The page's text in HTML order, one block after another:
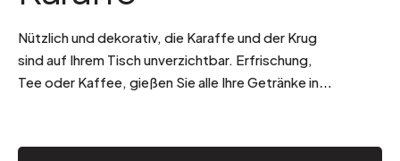
Nützlich und dekorativ, die Karaffe und der Krug
sind auf Ihrem Tisch unverzichtbar. Erfrischung,
Tee oder Kaffee, gießen Sie alle Ihre Getränke in